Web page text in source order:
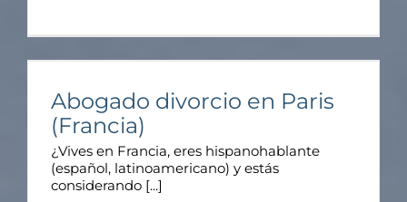
Abogado divorcio en Paris
(Francia)
¿Vives en Francia, eres hispanohablante
(español, latinoamericano) y estás
considerando [...]